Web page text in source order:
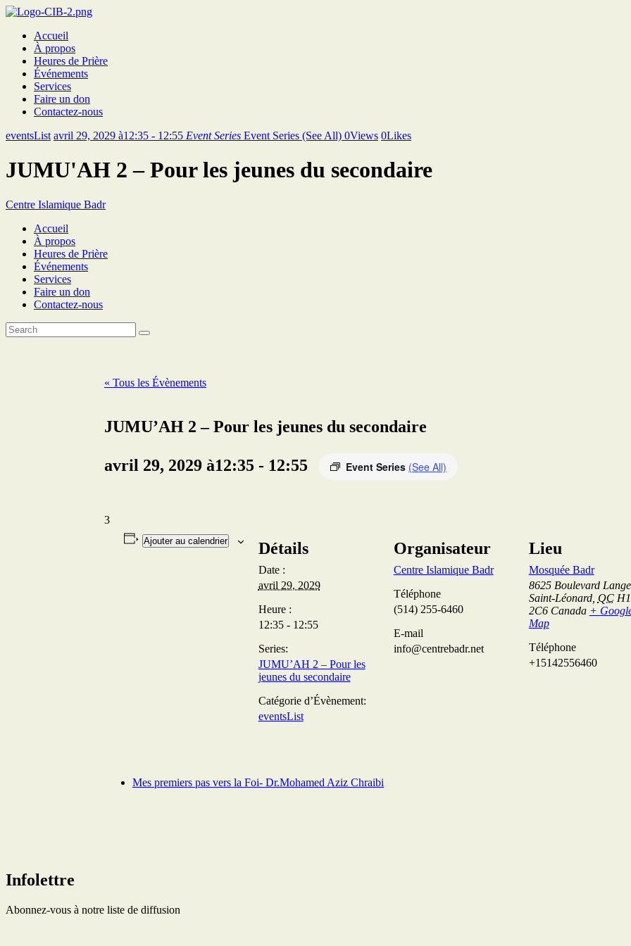
Accueil
À propos
Heures de Prière
Événements
Services
Faire un don
Contactez-nous
eventsList avril 29, 2029 à12:35 - 12:55 Event Series Event Series (See All) 0Views 0Likes
JUMU'AH 2 – Pour les jeunes du secondaire
Centre Islamique Badr
Accueil
À propos
Heures de Prière
Événements
Services
Faire un don
Contactez-nous
« Tous les Évènements
JUMU’AH 2 – Pour les jeunes du secondaire
avril 29, 2029 à12:35 - 12:55 Event Series (See All)
3
Ajouter au calendrier Détails
Date :
avril 29, 2029
Heure :
12:35 - 12:55
Series:
JUMU’AH 2 – Pour les
jeunes du secondaire
Catégorie d’Évènement:
eventsList
Organisateur
Centre Islamique Badr
Téléphone
(514) 255-6460
E-mail
info@centrebadr.net
Lieu
Mosquée Badr
8625 Boulevard
Saint-Léonard, QC
2C6 Canada +
Map
Téléphone
+15142556460
Mes premiers pas vers la Foi- Dr.Mohamed Aziz Chraibi
Infolettre
Abonnez-vous à notre liste de diffusion